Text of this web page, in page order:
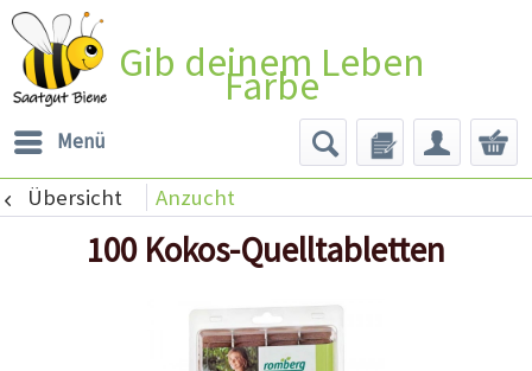
Gib deinem Leben
Farbe
Menü
Übersicht Anzucht
100 Kokos-Quelltabletten